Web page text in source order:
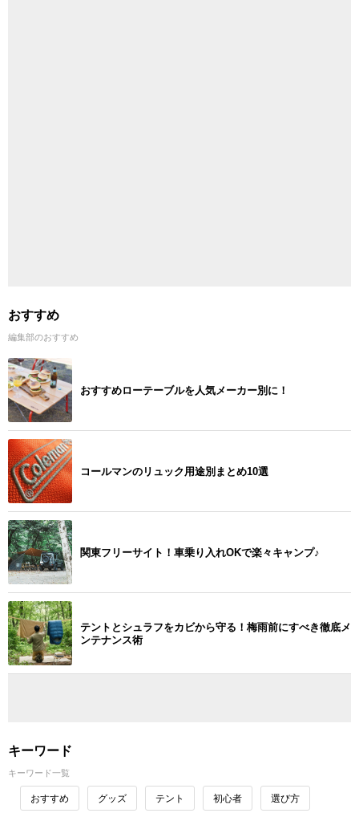
おすすめ
編集部のおすすめ
おすすめローテーブルを人気メーカー別に！
コールマンのリュック用途別まとめ10選
関東フリーサイト！車乗り入れOKで楽々キャンプ♪
テントとシュラフをカビから守る！梅雨前にすべき徹底メ
ンテナンス術
キーワード
キーワード一覧
おすすめ グッズ テント 初心者 選び方